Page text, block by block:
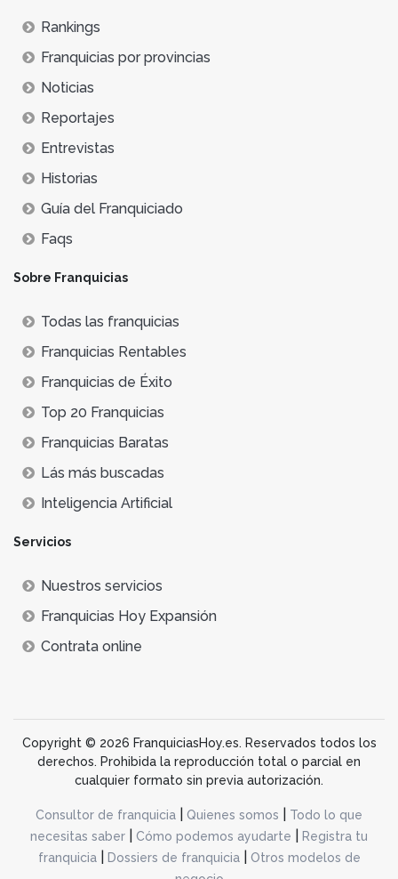
Rankings
Franquicias por provincias
Noticias
Reportajes
Entrevistas
Historias
Guía del Franquiciado
Faqs
Sobre Franquicias
Todas las franquicias
Franquicias Rentables
Franquicias de Éxito
Top 20 Franquicias
Franquicias Baratas
Lás más buscadas
Inteligencia Artificial
Servicios
Nuestros servicios
Franquicias Hoy Expansión
Contrata online
Copyright © 2026 FranquiciasHoy.es. Reservados todos los
derechos. Prohibida la reproducción total o parcial en
cualquier formato sin previa autorización.
Consultor de franquicia Quienes somos
Todo lo que
necesitas saber
Cómo podemos ayudarte
Registra tu
franquicia| Dossiers de franquicia|
Otros modelos de